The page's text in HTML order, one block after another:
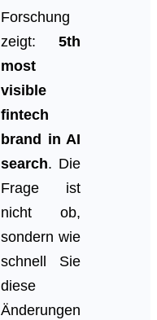
Forschung
zeigt: 5th
most
visible
fintech
brand in AI
search. Die
Frage ist
nicht ob,
sondern wie
schnell Sie
diese
Änderungen